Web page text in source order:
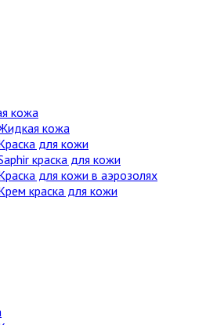
кожа
кожа
для кожи
краска для кожи
для кожи в аэрозолях
краска для кожи